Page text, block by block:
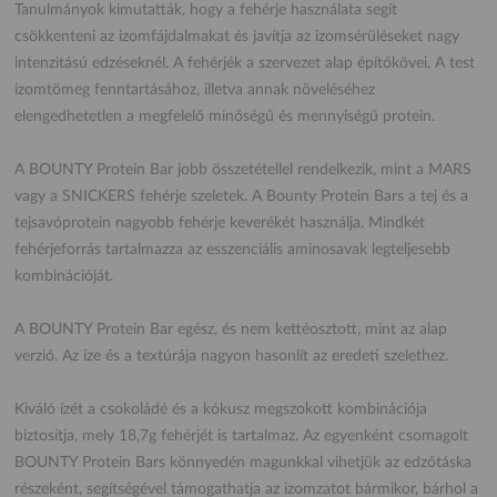
Tanulmányok kimutatták, hogy a fehérje használata segít
csökkenteni az izomfájdalmakat és javítja az izomsérüléseket nagy
intenzitású edzéseknél. A fehérjék a szervezet alap építőkövei. A test
izomtömeg fenntartásához, illetva annak növeléséhez
elengedhetetlen a megfelelő minőségű és mennyiségű protein.
A BOUNTY Protein Bar jobb összetétellel rendelkezik, mint a MARS
vagy a SNICKERS fehérje szeletek. A Bounty Protein Bars a tej és a
tejsavóprotein nagyobb fehérje keverékét használja. Mindkét
fehérjeforrás tartalmazza az esszenciális aminosavak legteljesebb
kombinációját.
A BOUNTY Protein Bar egész, és nem kettéosztott, mint az alap
verzió. Az íze és a textúrája nagyon hasonlít az eredeti szelethez.
Kiváló ízét a csokoládé és a kókusz megszokott kombinációja
biztosítja, mely 18,7g fehérjét is tartalmaz. Az egyenként csomagolt
BOUNTY Protein Bars könnyedén magunkkal vihetjük az edzőtáska
részeként, segítségével támogathatja az izomzatot bármikor, bárhol a